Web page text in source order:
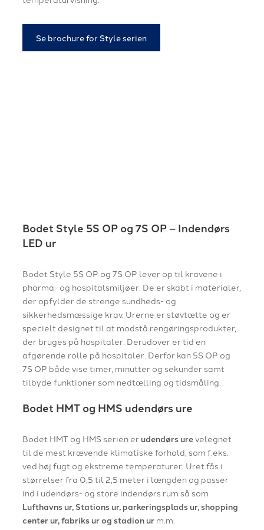
Se brochure for Style serien
Bodet Style 5S OP og 7S OP – Indendørs
LED ur
Bodet Style 5S OP og 7S OP lever op til kravene i
pharma- og hospitalsmiljøer. De er skabt i materialer,
der opfylder de strenge sundheds- og
sikkerhedsmæssige krav. Urerne er støvtætte og er
specielt designet til at modstå rengøringsprodukter,
der bruges på hospitaler. Derudover er tid en
afgørende rolle på hospitaler. Derfor kan 5S OP og
7S OP både vise timer, minutter og sekunder samt
tilbyde funktioner som nedtælling og tidsmåling.
Bodet HMT og HMS udendørs ure
Bodet HMT og HMS serien er udendørs urevelegnet
til de mest krævende klimatiske forhold, som f.eks.
ved høj fugt og ekstreme temperaturer. Uret fås i
størrelser fra 0,5 til 2,5 meter i længden og passer
ind i udendørs- og store indendørs rum så som
Lufthavns ur, Stations ur, parkeringsplads ur, shopping
center ur, fabriks ur og stadion ur m.m.